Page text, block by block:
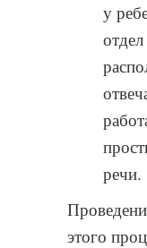
у
речи.
этого